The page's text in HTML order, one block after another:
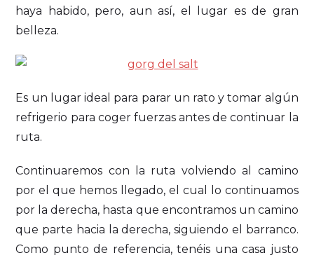
haya habido, pero, aun así, el lugar es de gran
belleza.
Es un lugar ideal para parar un rato y tomar algún
refrigerio para coger fuerzas antes de continuar la
ruta.
Continuaremos con la ruta volviendo al camino
por el que hemos llegado, el cual lo continuamos
por la derecha, hasta que encontramos un camino
que parte hacia la derecha, siguiendo el barranco.
Como punto de referencia, tenéis una casa justo